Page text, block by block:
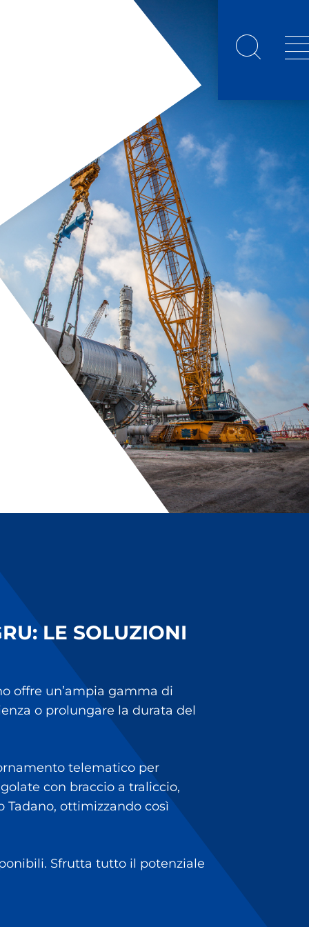
LE SOLUZIONI
offre un’ampia gamma di
o prolungare la durata del
telematico per
con braccio a traliccio,
ottimizzando così
Sfrutta tutto il potenziale